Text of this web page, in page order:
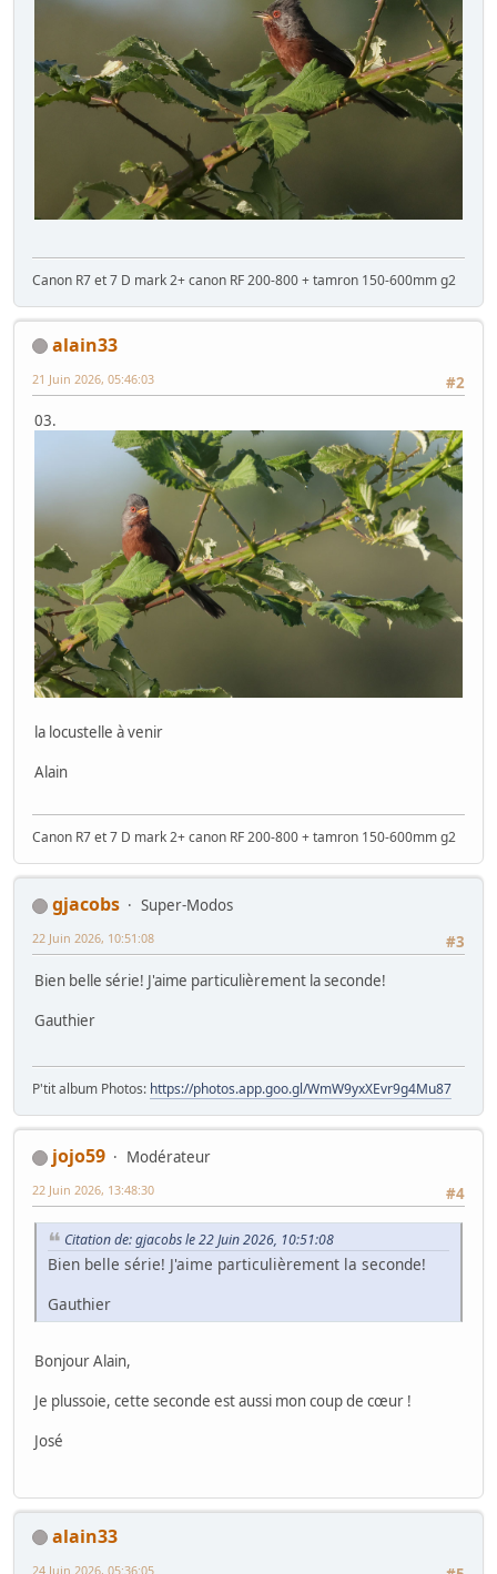
Canon R7 et 7 D mark 2+ canon RF 200-800 + tamron 150-600mm g2
alain33
#2
21 Juin 2026, 05:46:03
03.
la locustelle à venir
Alain
Canon R7 et 7 D mark 2+ canon RF 200-800 + tamron 150-600mm g2
gjacobs
Super-Modos
#3
22 Juin 2026, 10:51:08
Bien belle série! J'aime particulièrement la seconde!
Gauthier
P'tit album Photos: https://photos.app.goo.gl/WmW9yxXEvr9g4Mu87
jojo59
Modérateur
#4
22 Juin 2026, 13:48:30
Citation de: gjacobs le 22 Juin 2026, 10:51:08
Bien belle série! J'aime particulièrement la seconde!
Gauthier
Bonjour Alain,
Je plussoie, cette seconde est aussi mon coup de cœur !
José
alain33
24 Juin 2026, 05:36:05